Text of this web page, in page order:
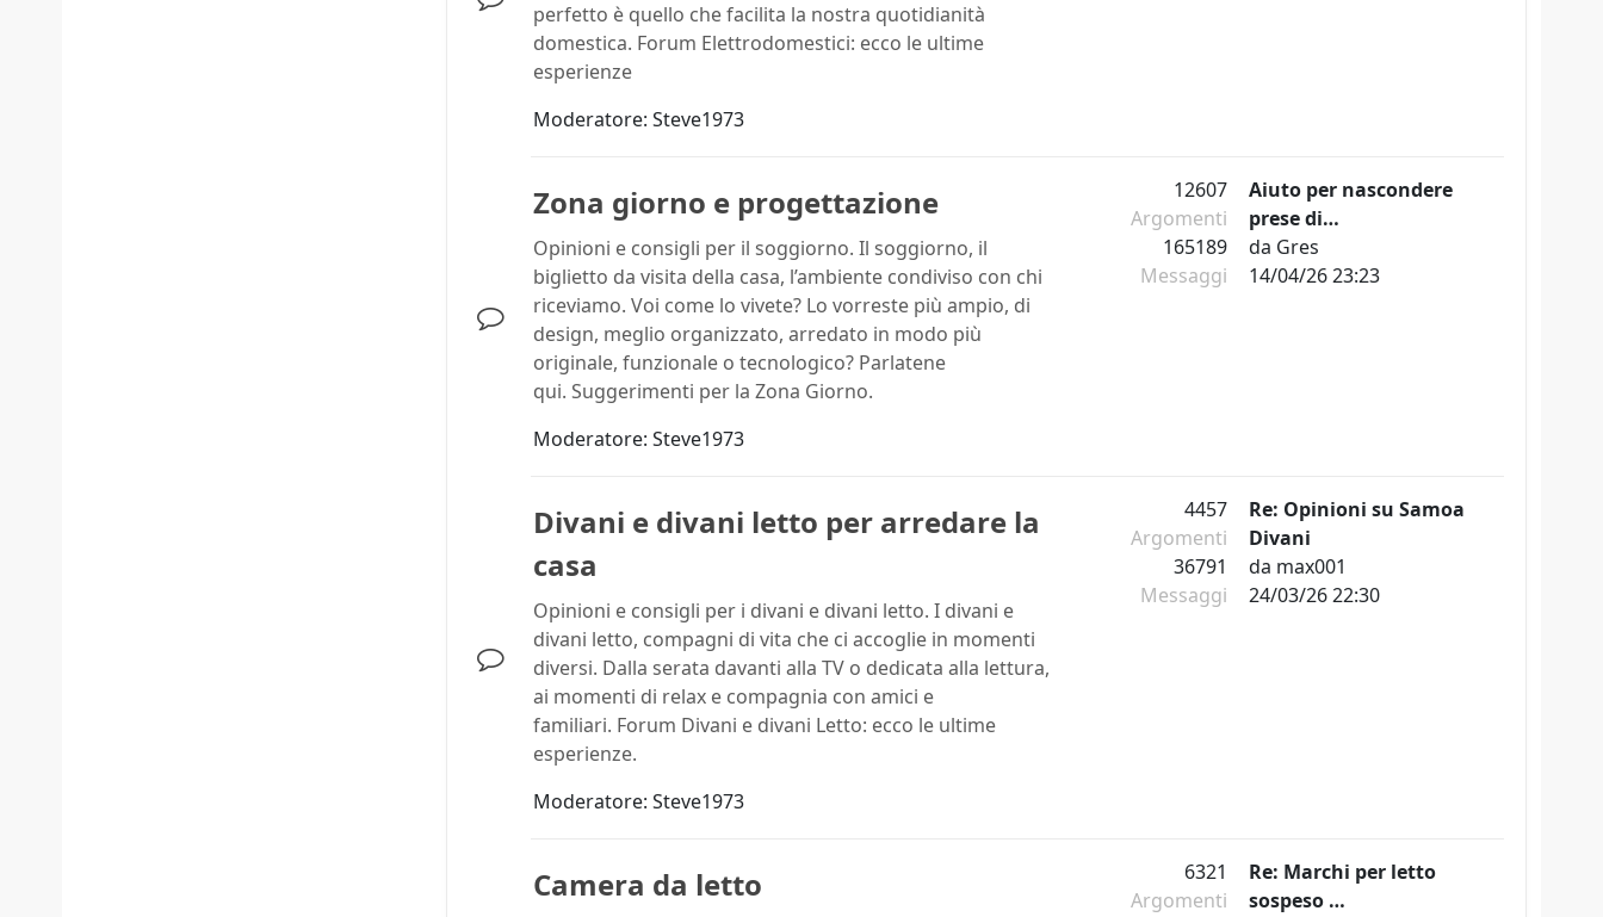
perfetto è quello che facilita la nostra quotidianità
domestica. Forum Elettrodomestici: ecco le ultime
esperienze
Moderatore: Steve1973
Zona giorno e progettazione
Opinioni e consigli per il soggiorno. Il soggiorno, il
biglietto da visita della casa, l’ambiente condiviso con chi
riceviamo. Voi come lo vivete? Lo vorreste più ampio, di
design, meglio organizzato, arredato in modo più
originale, funzionale o tecnologico? Parlatene
qui. Suggerimenti per la Zona Giorno.
Moderatore: Steve1973
12607
Argomenti
165189
Messaggi
Aiuto per nascondere
prese di…
da Gres
14/04/26 23:23
Divani e divani letto per arredare la
casa
Opinioni e consigli per i divani e divani letto. I divani e
divani letto, compagni di vita che ci accoglie in momenti
diversi. Dalla serata davanti alla TV o dedicata alla lettura,
ai momenti di relax e compagnia con amici e
familiari. Forum Divani e divani Letto: ecco le ultime
esperienze.
Moderatore: Steve1973
4457
Argomenti
36791
Messaggi
Re: Opinioni su Samoa
Divani
da max001
24/03/26 22:30
Camera da letto
6321
Argomenti
Re: Marchi per letto
sospeso …